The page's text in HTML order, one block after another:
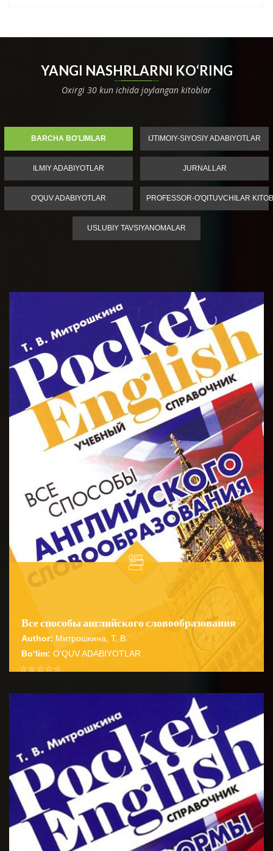
YANGI NASHRLARNI KO‘RING
Oxirgi 30 kun ichida joylangan kitoblar
BARCHA BO'LIMLAR IJTIMOIY-SIYOSIY ADABIYOTLAR
ILMIY ADABIYOTLAR JURNALLAR
O'QUV ADABIYOTLAR PROFESSOR-O'QITUVCHILAR
USLUBIY TAVSIYANOMALAR
Все способы английского словообразования
Author: Митрошкина, Т. В.
Bo‘lim: O'QUV ADABIYOTLAR
☆
☆
☆
☆
☆
Справочник содержит подробные сведения о
способах словообразования английских имен
существительных прилагательных глаго...